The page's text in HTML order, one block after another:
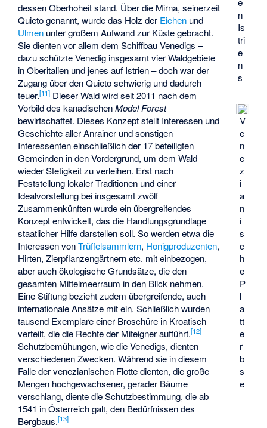
n
Is
tri
e
n
s
V
e
n
e
z
i
a
n
i
s
c
h
e
P
l
a
tt
e
r
b
s
e
dessen Oberhoheit stand. Über die Mirna, seinerzeit
Quieto genannt, wurde das Holz der Eichen und
Ulmen unter großem Aufwand zur Küste gebracht.
Sie dienten vor allem dem Schiffbau Venedigs –
dazu schützte Venedig insgesamt vier Waldgebiete
in Oberitalien und jenes auf Istrien – doch war der
Zugang über den Quieto schwierig und dadurch
teuer.[11] Dieser Wald wird seit 2011 nach dem
Vorbild des kanadischenModel Forest
bewirtschaftet. Dieses Konzept stellt Interessen und
Geschichte aller Anrainer und sonstigen
Interessenten einschließlich der 17 beteiligten
Gemeinden in den Vordergrund, um dem Wald
wieder Stetigkeit zu verleihen. Erst nach
Feststellung lokaler Traditionen und einer
Idealvorstellung bei insgesamt zwölf
Zusammenkünften wurde ein übergreifendes
Konzept entwickelt, das die Handlungsgrundlage
staatlicher Hilfe darstellen soll. So werden etwa die
Interessen vonTrüffelsammlern, Honigproduzenten,
Hirten, Zierpflanzengärtnern etc. mit einbezogen,
aber auch ökologische Grundsätze, die den
gesamten Mittelmeerraum in den Blick nehmen.
Eine Stiftung bezieht zudem übergreifende, auch
internationale Ansätze mit ein. Schließlich wurden
tausend Exemplare einer Broschüre in Kroatisch
verteilt, die die Rechte der Miteigner aufführt.[12]
Schutzbemühungen, wie die Venedigs, dienten
verschiedenen Zwecken. Während sie in diesem
Falle der venezianischen Flotte dienten, die große
Mengen hochgewachsener, gerader Bäume
verschlang, diente die Schutzbestimmung, die ab
1541 in Österreich galt, den Bedürfnissen des
Bergbaus.[13]